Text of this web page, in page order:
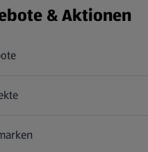
- weitere Links
& Aktionen